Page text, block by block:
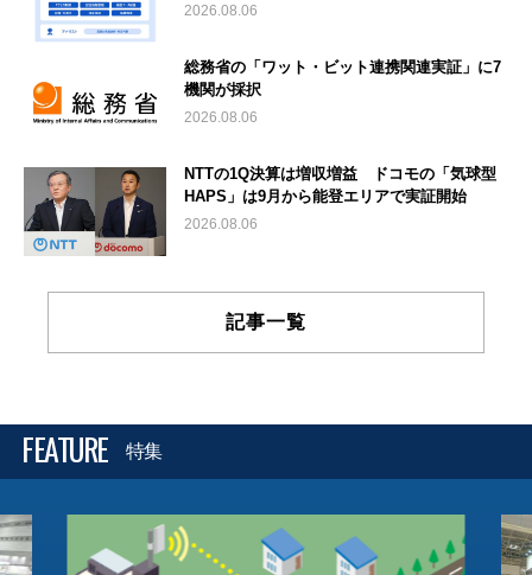
2026.08.06
総務省の「ワット・ビット連携関連実証」に7
機関が採択
2026.08.06
NTTの1Q決算は増収増益 ドコモの「気球型
HAPS」は9月から能登エリアで実証開始
2026.08.06
記事一覧
FEATURE 特集